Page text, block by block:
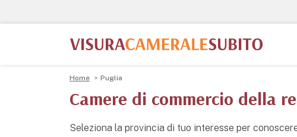
Home Puglia
Camere di commercio della
Seleziona la provincia di tuo interesse per